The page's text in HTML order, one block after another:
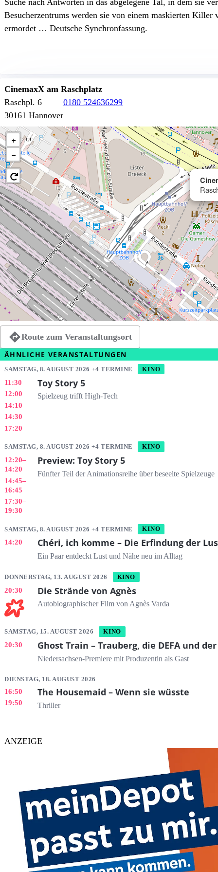
Suche nach Antworten in das abgelegene Tal, in dem sie
Besucherzentrums werden sie von einem maskierten Killer
ermordet … Deutsche Synchronfassung.
CinemaxX am Raschplatz
Raschpl. 6
30161 Hannover
0180 524636299
+
−
Route zum Veranstaltungsort
ÄHNLICHE VERANSTALTUNGEN
SAMSTAG, 8. AUGUST 2026 +4 TERMINE KINO
11:30
12:00
14:10
14:30
17:20
Toy Story 5
Spielzeug trifft High-Tech
SAMSTAG, 8. AUGUST 2026 +4 TERMINE KINO
12:20–
14:20
14:45–
16:45
17:30–
19:30
Preview: Toy Story 5
Fünfter Teil der Animationsreihe über beseelte Spielzeuge
SAMSTAG, 8. AUGUST 2026 +4 TERMINE KINO
14:20 Chéri, ich komme – Die Erfindung der
Ein Paar entdeckt Lust und Nähe neu im Alltag
DONNERSTAG, 13. AUGUST 2026 KINO
20:30 Die Strände von Agnès
Autobiographischer Film von Agnès Varda
SAMSTAG, 15. AUGUST 2026 KINO
20:30 Ghost Train – Trauberg, die DEFA und der
Niedersachsen-Premiere mit Produzentin als Gast
DIENSTAG, 18. AUGUST 2026
16:50
19:50
The Housemaid – Wenn sie wüsste
Thriller
ANZEIGE